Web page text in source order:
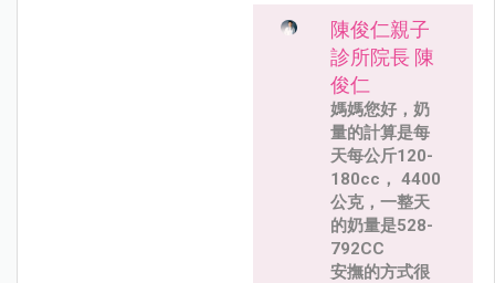
陳俊仁親子
診所院長 陳
俊仁
媽媽您好，奶
量的計算是每
天每公斤120-
180cc， 4400
公克，一整天
的奶量是528-
792CC
安撫的方式很